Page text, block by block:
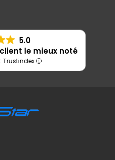
5.0
le mieux noté
Trustindex